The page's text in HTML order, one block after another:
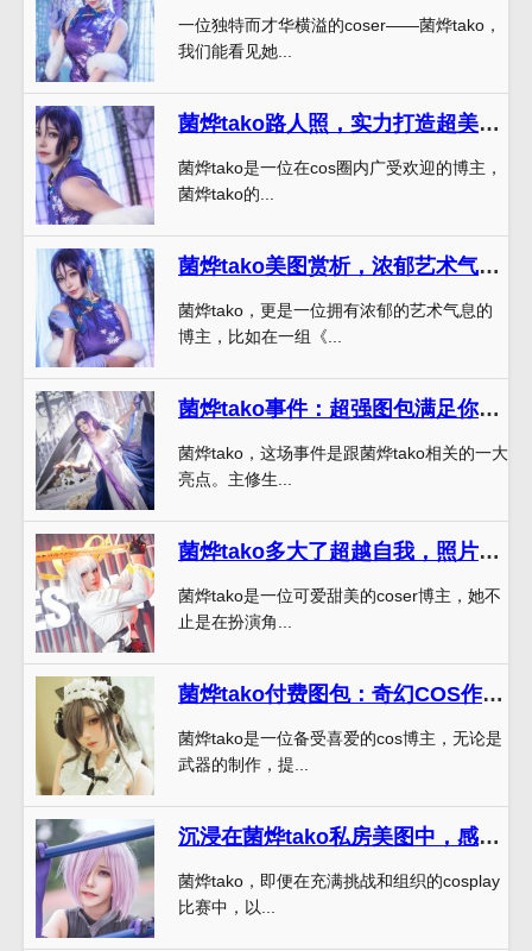
一位独特而才华横溢的coser——菌烨tako，
我们能看见她...
菌烨tako路人照，实力打造超美的原图
菌烨tako是一位在cos圈内广受欢迎的博主，
菌烨tako的...
菌烨tako美图赏析，浓郁艺术气息扑面而来。
菌烨tako，更是一位拥有浓郁的艺术气息的
博主，比如在一组《...
菌烨tako事件：超强图包满足你的所有需求
菌烨tako，这场事件是跟菌烨tako相关的一大
亮点。主修生...
菌烨tako多大了超越自我，照片集锦一览无余
菌烨tako是一位可爱甜美的coser博主，她不
止是在扮演角...
菌烨tako付费图包：奇幻COS作品精选
菌烨tako是一位备受喜爱的cos博主，无论是
武器的制作，提...
沉浸在菌烨tako私房美图中，感受纯真的画面。
菌烨tako，即便在充满挑战和组织的cosplay
比赛中，以...